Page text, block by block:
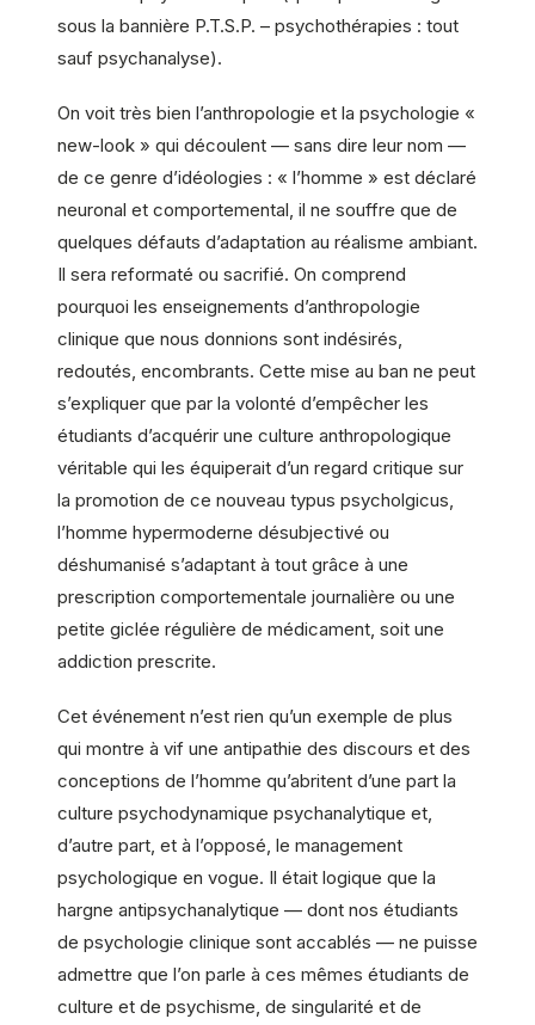
sous la bannière P.T.S.P. – psychothérapies : tout
sauf psychanalyse).
On voit très bien l’anthropologie et la psychologie «
new-look » qui découlent — sans dire leur nom —
de ce genre d’idéologies : « l’homme » est déclaré
neuronal et comportemental, il ne souffre que de
quelques défauts d’adaptation au réalisme ambiant.
Il sera reformaté ou sacrifié. On comprend
pourquoi les enseignements d’anthropologie
clinique que nous donnions sont indésirés,
redoutés, encombrants. Cette mise au ban ne peut
s’expliquer que par la volonté d’empêcher les
étudiants d’acquérir une culture anthropologique
véritable qui les équiperait d’un regard critique sur
la promotion de ce nouveau typus psycholgicus,
l’homme hypermoderne désubjectivé ou
déshumanisé s’adaptant à tout grâce à une
prescription comportementale journalière ou une
petite giclée régulière de médicament, soit une
addiction prescrite.
Cet événement n’est rien qu’un exemple de plus
qui montre à vif une antipathie des discours et des
conceptions de l’homme qu’abritent d’une part la
culture psychodynamique psychanalytique et,
d’autre part, et à l’opposé, le management
psychologique en vogue. Il était logique que la
hargne antipsychanalytique — dont nos étudiants
de psychologie clinique sont accablés — ne puisse
admettre que l’on parle à ces mêmes étudiants de
culture et de psychisme, de singularité et de